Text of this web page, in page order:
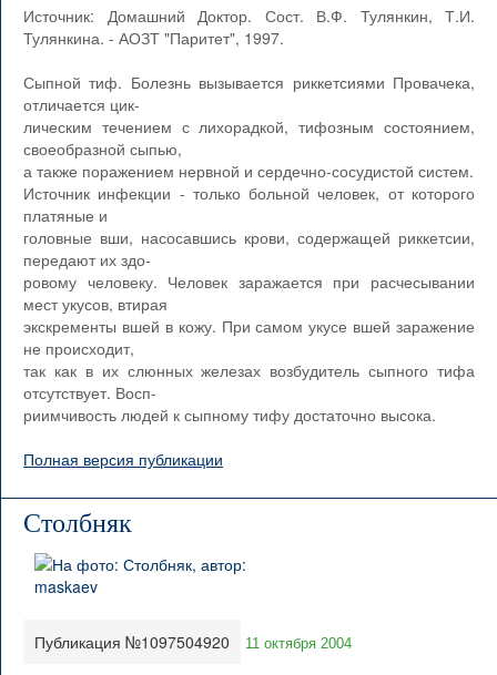
Источник: Домашний Доктор. Сост. В.Ф. Тулянкин, Т.И.
Тулянкина. - АОЗТ "Паритет", 1997.
Сыпной тиф. Болезнь вызывается риккетсиями Провачека,
отличается цик-
лическим течением с лихорадкой, тифозным состоянием,
своеобразной сыпью,
а также поражением нервной и сердечно-сосудистой систем.
Источник инфекции - только больной человек, от которого
платяные и
головные вши, насосавшись крови, содержащей риккетсии,
передают их здо-
ровому человеку. Человек заражается при расчесывании
мест укусов, втирая
экскременты вшей в кожу. При самом укусе вшей заражение
не происходит,
так как в их слюнных железах возбудитель сыпного тифа
отсутствует. Восп-
риимчивость людей к сыпному тифу достаточно высока.
Полная версия публикации
Столбняк
Публикация №1097504920 11 октября 2004